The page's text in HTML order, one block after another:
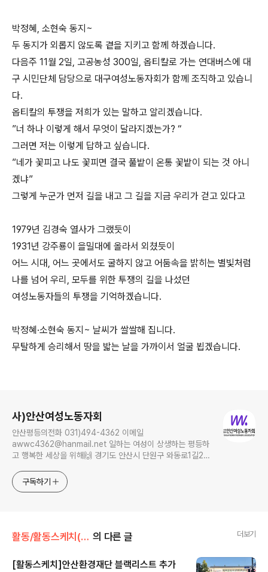
박정혜, 소현숙 동지~
두 동지가 외롭지 않도록 곁을 지키고 함께 하겠습니다.
다음주 11월 2일, 고공농성 300일, 옵티칼로 가는 연대버스에 대
구 시민단체 담당으로 대구여성노동자회가 함께 조직하고 있습니
다.
옵티칼의 투쟁을 저희가 있는 말하고 알리겠습니다.
”너 하나 이렇게 해서 무엇이 달라지겠는가? “
그러면 저는 이렇게 답하고 싶습니다.
”네가 꽃피고 나도 꽃피면 결국 풀밭이 온통 꽃밭이 되는 것 아니
겠냐”
그렇게 누군가 먼저 길을 내고 그 길을 지금 우리가 걷고 있다고
1979년 김경숙 열사가 그랬듯이
1931년 강주룡이 을밀대에 올라서 외쳤듯이
어느 시대, 어느 곳에서도 굴하지 않고 어둠속을 밝히는 별빛처럼
나를 넘어 우리, 모두를 위한 투쟁의 길을 나섰던
여성노동자들의 투쟁을 기억하겠습니다.
박정혜·소현숙 동지~ 날씨가 쌀쌀해 집니다.
무탈하게 승리해서 땅을 밟는 날을 가까이서 얼굴 뵙겠습니다.
사)안산여성노동자회
안산평등의전화 031)494-4362 이메일
awwc4362@hanmail.net 일하는 여성이 상생하는 평등하
고 행복한 세상을 위해🙌 경기도 안산시 단원구 와동로1길21,
구독하기
활동/활동스케치(2021~) 의 다른 글 더보기
[활동스케치]안산환경재단 블랙리스트 추가